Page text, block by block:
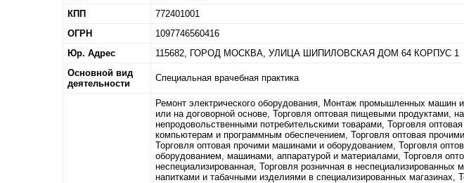
КПП
772401001
ОГРН
1097746560416
Юр. Адрес
115682, ГОРОД МОСКВА, УЛИЦА ШИПИЛОВСКАЯ ДОМ 64 КОРПУС 1
Основной вид
деятельности
Специальная врачебная практика
Ремонт электрического оборудования, Монтаж промышленных машин
или на договорной основе, Торговля оптовая пищевыми продуктами,
непродовольственными потребительскими товарами, Торговля
компьютерам и программным обеспечением, Торговля оптовая
Торговля оптовая прочими машинами и оборудованием, Торговля
оборудованием, машинами, аппаратурой и материалами, Торговля
неспециализированная, Торговля розничная в
напитками и табачными изделиями в специализированных